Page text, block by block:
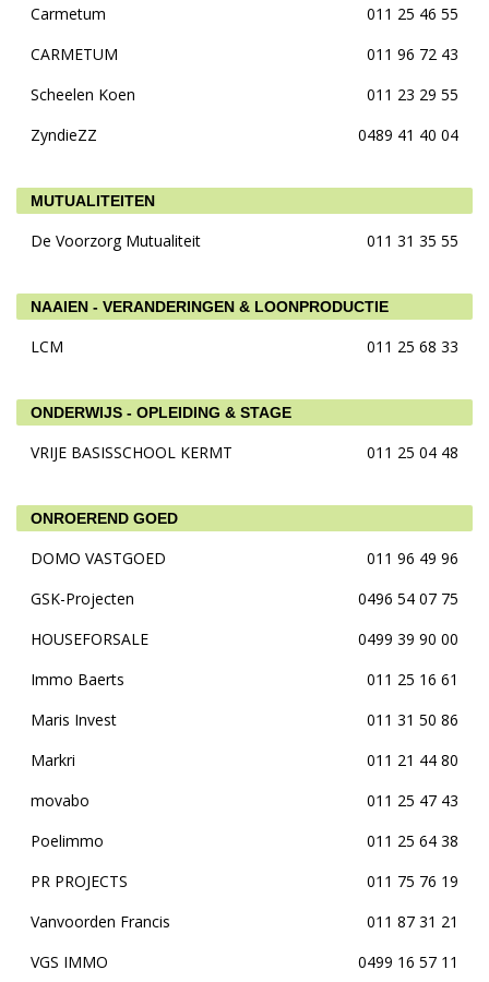
Carmetum
011 25 46 55
CARMETUM
011 96 72 43
Scheelen Koen
011 23 29 55
ZyndieZZ
0489 41 40 04
MUTUALITEITEN
De Voorzorg Mutualiteit 011 31 35 55
NAAIEN - VERANDERINGEN & LOONPRODUCTIE
LCM 011 25 68 33
ONDERWIJS - OPLEIDING & STAGE
VRIJE BASISSCHOOL KERMT 011 25 04 48
ONROEREND GOED
DOMO VASTGOED
011 96 49 96
GSK-Projecten
0496 54 07 75
HOUSEFORSALE
0499 39 90 00
Immo Baerts
011 25 16 61
Maris Invest
011 31 50 86
Markri
011 21 44 80
movabo
011 25 47 43
Poelimmo
011 25 64 38
PR PROJECTS
011 75 76 19
Vanvoorden Francis
011 87 31 21
VGS IMMO
0499 16 57 11